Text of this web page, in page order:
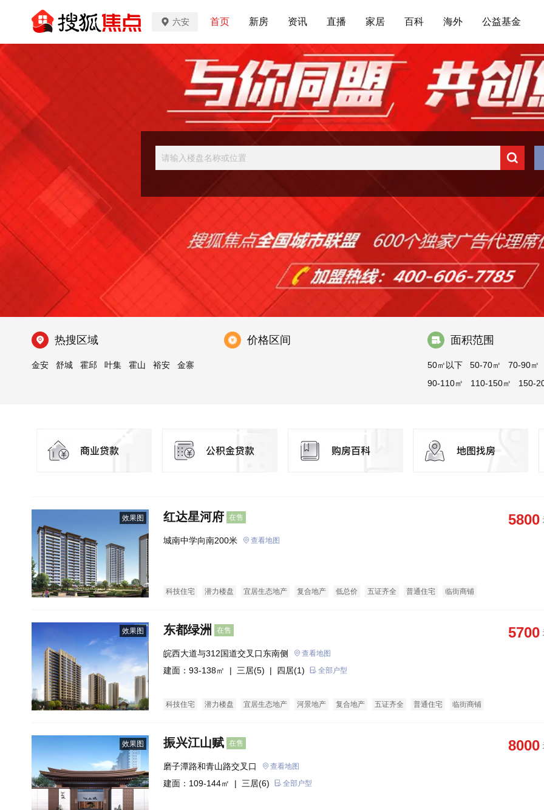
六安 首页 新房 资讯 直播 家居 百科 海外 公益基金
热搜区域
金安 舒城 霍邱 叶集 霍山 裕安 金寨
价格区间 面积范围
50㎡以下 50-70㎡
70-90㎡
90-110㎡
110-150㎡
150-
效果图 红达星河府 在售 5800
城南中学向南200米 查看地图
科技住宅 潜力楼盘 宜居生态地产 复合地产 低总价 五证齐全 普通住宅 临街商铺
效果图 东都绿洲 在售 5700
皖西大道与312国道交叉口东南侧 查看地图
建面：93-138㎡ | 三居(5) | 四居(1) 全部户型
科技住宅 潜力楼盘 宜居生态地产 河景地产 复合地产 五证齐全 普通住宅 临街商铺
效果图 振兴江山赋 在售 8000
磨子潭路和青山路交叉口 查看地图
建面：109-144㎡ | 三居(6) 全部户型